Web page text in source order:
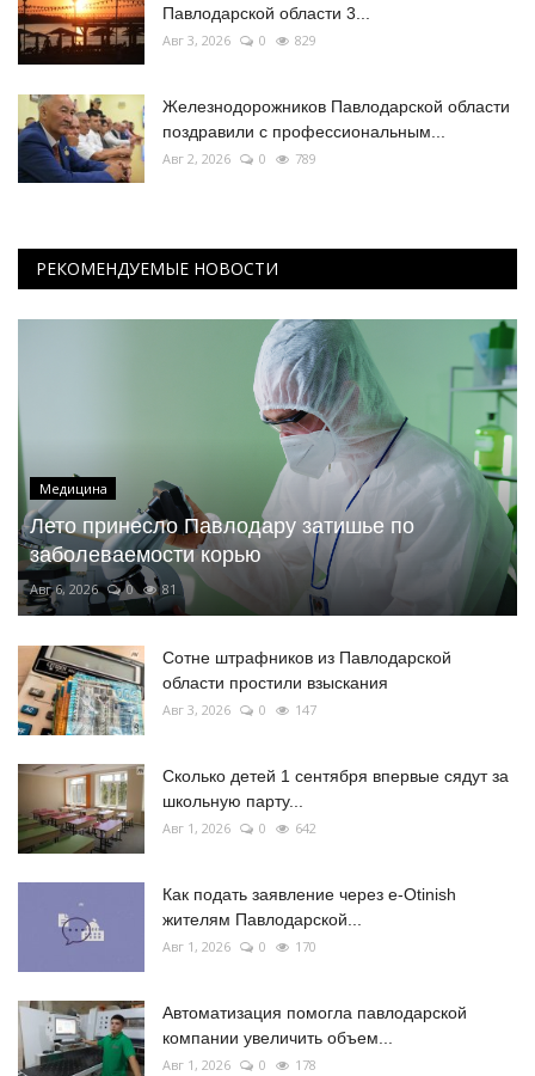
Павлодарской области 3...
Авг 3, 2026 0 829
Железнодорожников Павлодарской области
поздравили с профессиональным...
Авг 2, 2026 0 789
РЕКОМЕНДУЕМЫЕ НОВОСТИ
Медицина
Лето принесло Павлодару затишье по
заболеваемости корью
Авг 6, 2026 0 81
Сотне штрафников из Павлодарской
области простили взыскания
Авг 3, 2026 0 147
Сколько детей 1 сентября впервые сядут за
школьную парту...
Авг 1, 2026 0 642
Как подать заявление через e-Otinish
жителям Павлодарской...
Авг 1, 2026 0 170
Автоматизация помогла павлодарской
компании увеличить объем...
Авг 1, 2026 0 178